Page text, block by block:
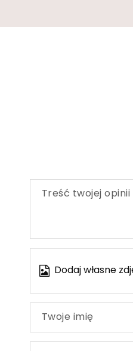
Treść twojej opinii
Dodaj własne
Twoje imię